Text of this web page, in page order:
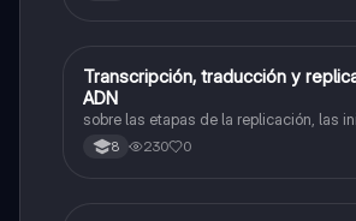
Biologia
Transcripción, traducción y
ADN
sobre las etapas de la replicación, las
8 230 0